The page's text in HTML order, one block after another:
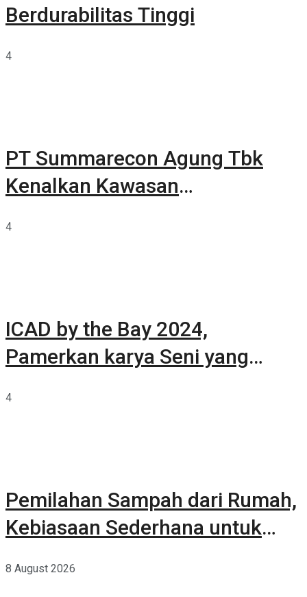
Berdurabilitas Tinggi
4
PT Summarecon Agung Tbk
Kenalkan Kawasan
4
ICAD by the Bay 2024,
Pamerkan karya Seni yang
4
Pemilahan Sampah dari Rumah,
Kebiasaan Sederhana untuk
8 August 2026